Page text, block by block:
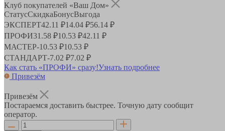
Клуб покупателей «Ваш Дом»
СтатусСкидкаБонусВыгода
ЭКСПЕРТ42.11 ₽14.04 ₽56.14 ₽
ПРОФИ31.58 ₽10.53 ₽42.11 ₽
МАСТЕР-10.53 ₽10.53 ₽
СТАНДАРТ-7.02 ₽7.02 ₽
Как стать «ПРОФИ» сразу!Узнать подробнее
Привезём
Привезём
Постараемся доставить быстрее. Точную дату сообщит
оператор.